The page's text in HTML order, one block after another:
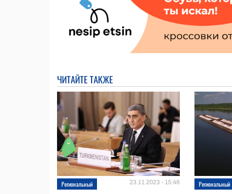
ЧИТАЙТЕ ТАКЖЕ
Региональный 23.11.2023 - 15:46 Региональный